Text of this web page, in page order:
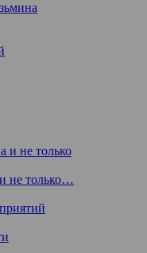
и не только
не только…